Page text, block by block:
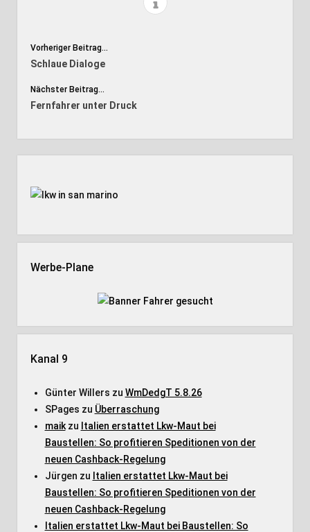
Vorheriger Beitrag...
Schlaue Dialoge
Nächster Beitrag...
Fernfahrer unter Druck
Werbe-Plane
Kanal 9
Günter Willers zu WmDedgT 5.8.26
SPages zu Überraschung
maikzu Italien erstattet Lkw-Maut bei
Baustellen: So profitieren Speditionen von der
neuen Cashback-Regelung
Jürgen zu Italien erstattet Lkw-Maut bei
Baustellen: So profitieren Speditionen von der
neuen Cashback-Regelung
Italien erstattet Lkw-Maut bei Baustellen: So